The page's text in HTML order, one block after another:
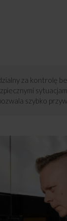
za kontrolę
szybko